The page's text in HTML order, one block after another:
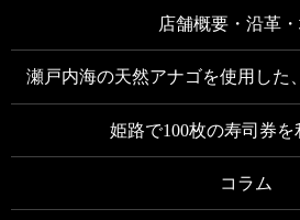
店舗概要・沿革
瀬戸内海の天然アナゴを使用した
姫路で100枚の寿司券を
コラム